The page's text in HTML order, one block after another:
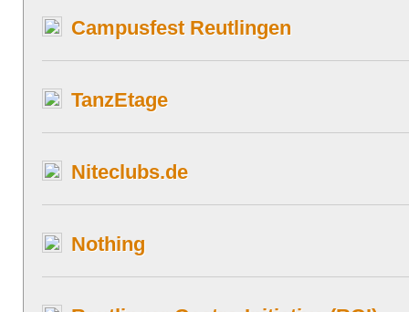
Campusfest Reutlingen
TanzEtage
Niteclubs.de
Nothing